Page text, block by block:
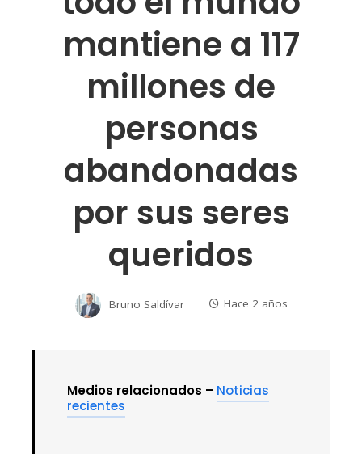
mantiene a 117
millones de
personas
abandonadas
por sus seres
queridos
Bruno Saldívar Hace 2 años
Medios relacionados – Noticias
recientes